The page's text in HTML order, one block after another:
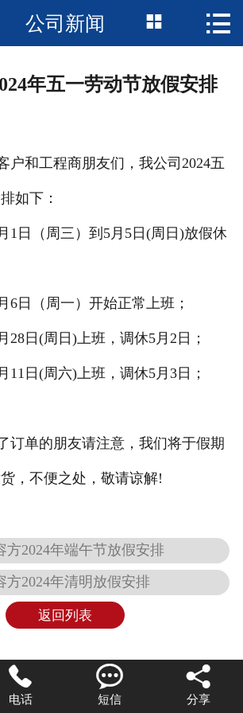
 首页
资质荣誉
技术支持
公司新闻  
年五一劳动节放假安排
和工程商朋友们，我公司2024五
如下：
日（周三）到5月5日(周日)放假休
日（周一）开始正常上班；
日(周日)上班，调休5月2日；
日(周六)上班，调休5月3日；
单的朋友请注意，我们将于假期
，不便之处，敬请谅解!
方2024年端午节放假安排
方2024年清明放假安排
返回列表

电话

短信

分享